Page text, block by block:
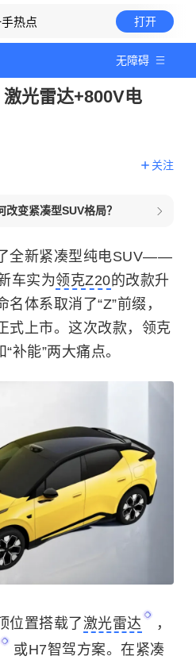
热点 打开
无障碍
光雷达+800V电
关注
变紧凑型SUV格局？
全新紧凑型纯电SUV——
车实为领克Z20的改款升
体系取消了“Z”前缀，
式上市。这次改款，领克
补能”两大痛点。
位置搭载了激光雷达
，
或H7智驾方案。在紧凑